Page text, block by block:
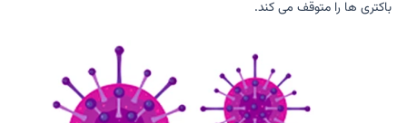
باکتری ها را متوقف می کند.